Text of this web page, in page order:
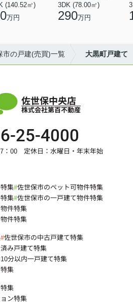
(140.52㎡)
万円
3DK (78.00㎡)
290万円
市の戸建(売買)一覧 大黒町戸建て
佐世保中央店
株式会社第百不動産
25-4000
：00 定休日：水曜日・年末年始
集#佐世保市のペット可物件特集
集#佐世保市の一戸建て物件特集
件特集
件特集
#佐世保市の中古戸建て特集
み戸建て特集
分以内一戸建て特集
集
集
ン特集